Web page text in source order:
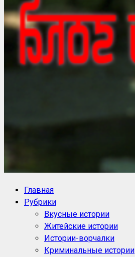
Блог историй NoorySan
Главная
Рубрики
Вкусные истории
Житейские истории
Истории-ворчалки
Криминальные истории